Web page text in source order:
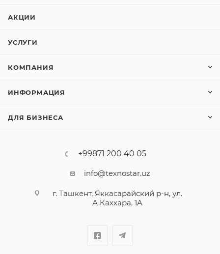
АКЦИИ
УСЛУГИ
КОМПАНИЯ
ИНФОРМАЦИЯ
ДЛЯ БИЗНЕСА
+99871 200 40 05
info@texnostar.uz
г. Ташкент, Яккасарайский р-н, ул.
А.Каххара, 1А